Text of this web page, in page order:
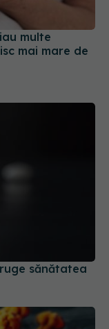
multe
mai mare de
sănătatea